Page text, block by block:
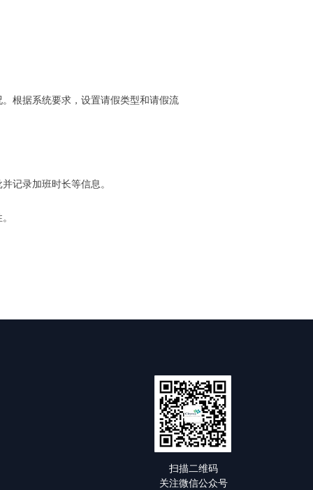
根据系统要求，设置请假类型和请假流
记录加班时长等信息。
扫描二维码
关注微信公众号